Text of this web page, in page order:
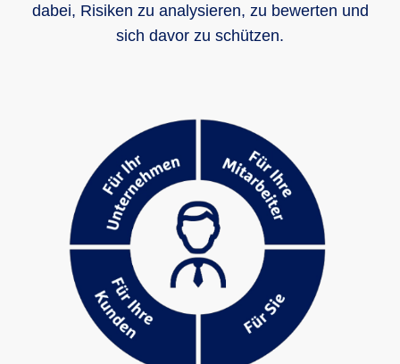
dabei, Risiken zu analysieren, zu bewerten und
sich davor zu schützen.